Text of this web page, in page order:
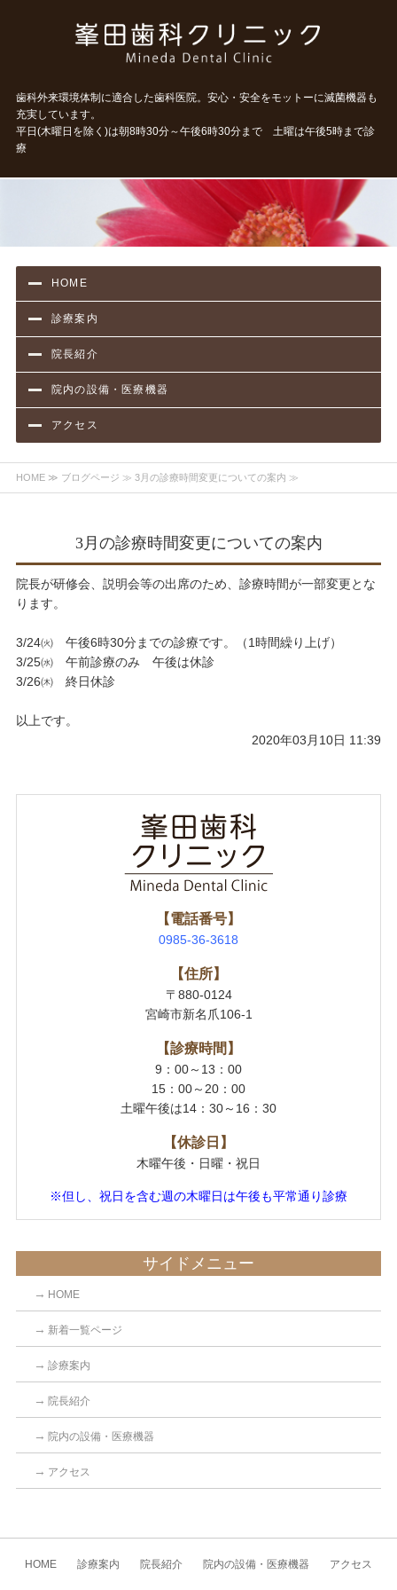
歯科外来環境体制に適合した歯科医院。安心・安全をモットーに滅菌機器も
充実しています。
平日(木曜日を除く)は朝8時30分～午後6時30分まで 土曜は午後5時まで診
療
HOME
診療案内
院長紹介
院内の設備・医療機器
アクセス
HOME≫ ブログページ ≫ 3月の診療時間変更についての案内 ≫
3月の診療時間変更についての案内
院長が研修会、説明会等の出席のため、診療時間が一部変更とな
ります。
3/24㈫ 午後6時30分までの診療です。（1時間繰り上げ）
3/25㈬ 午前診療のみ 午後は休診
3/26㈭ 終日休診
以上です。
2020年03月10日 11:39
【電話番号】
0985-36-3618
【住所】
〒880-0124
宮崎市新名爪106-1
【診療時間】
9：00～13：00
15：00～20：00
土曜午後は14：30～16：30
【休診日】
木曜午後・日曜・祝日
※但し、祝日を含む週の木曜日は午後も平常通り診療
サイドメニュー
HOME
新着一覧ページ
診療案内
院長紹介
院内の設備・医療機器
アクセス
HOME 診療案内 院長紹介 院内の設備・医療機器 アクセス